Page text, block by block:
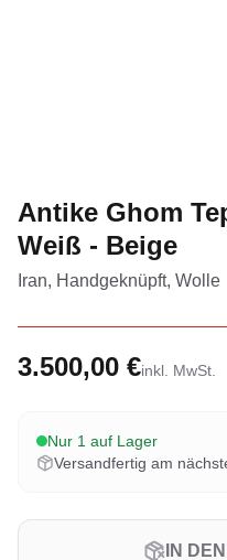
Antike Ghom
Weiß - Beige
Iran, Handgeknüpft, Wolle
3.500,00 €inkl. MwSt.
Nur 1 auf Lager
Versandfertig am
IN